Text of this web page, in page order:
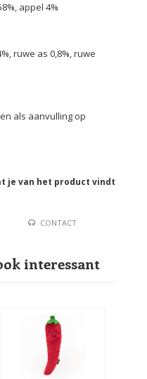
appel 4%
ruwe as 0,8%, ruwe
als aanvulling op
je van het product vindt
CONTACT
interessant